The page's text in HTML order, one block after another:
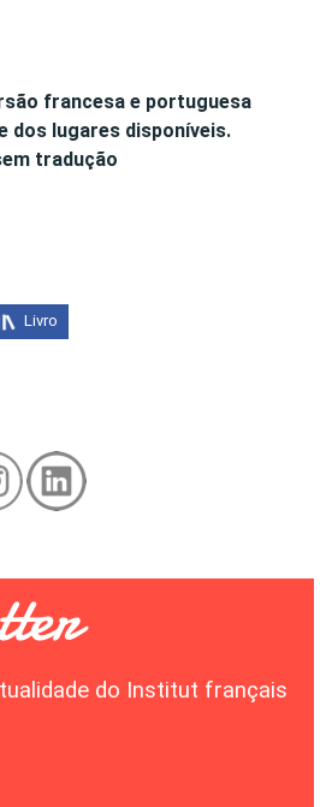
francesa e portuguesa
dos lugares disponíveis.
tradução
Livro
do Institut français